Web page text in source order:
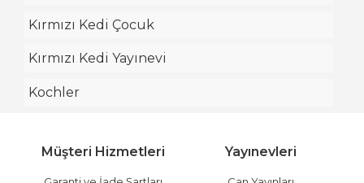
Kırmızı Kedi Çocuk
Kırmızı Kedi Yayınevi
Kochler
Müşteri Hizmetleri Yayınevleri